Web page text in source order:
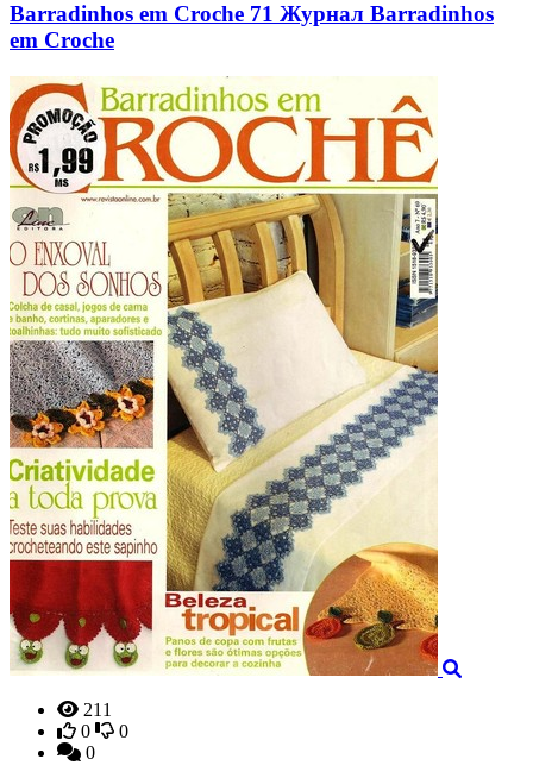
Barradinhos em Croche 71 Журнал Barradinhos
em Croche
211
0
0
0